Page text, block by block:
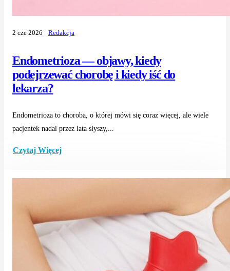
Endometrioza — objawy, kiedy
podejrzewać chorobę i kiedy iść do
lekarza?
2 cze 2026 Redakcja
Endometrioza to choroba, o której mówi się coraz więcej, ale wiele
pacjentek nadal przez lata słyszy,...
Czytaj Więcej